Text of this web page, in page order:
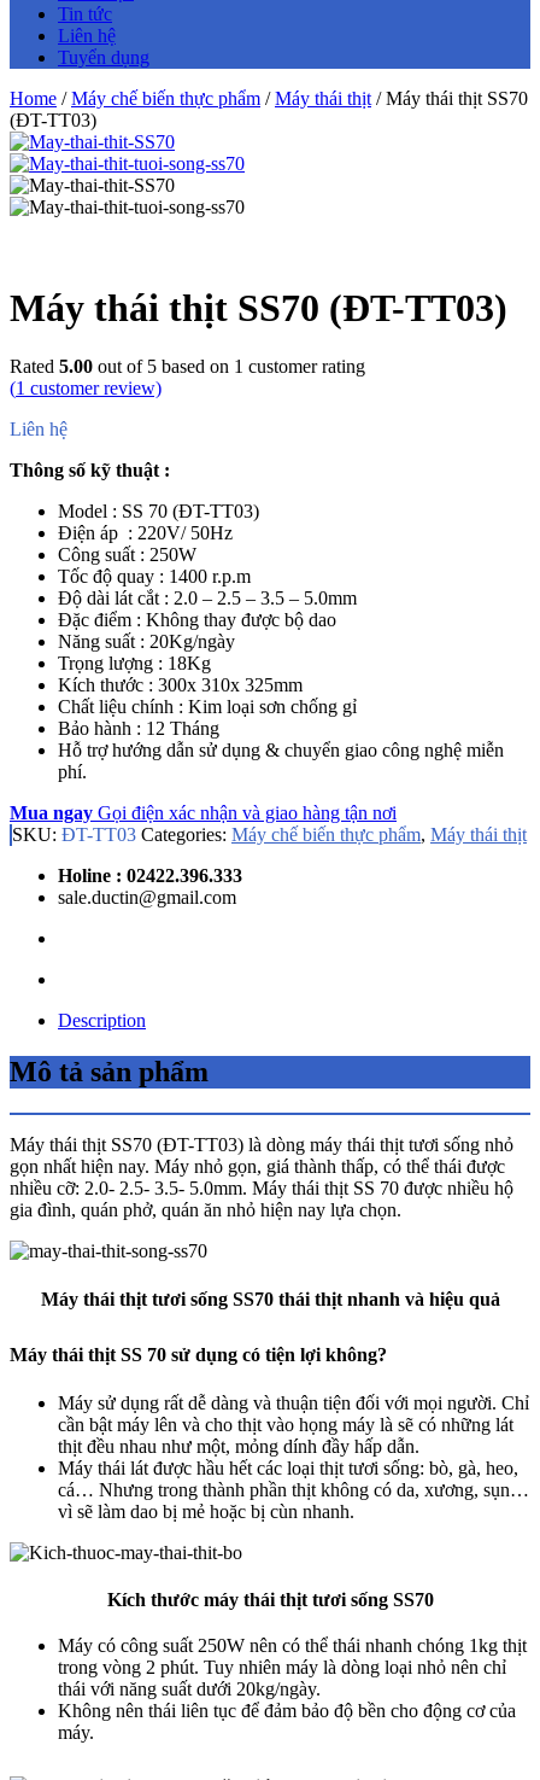
Tin tức
Liên hệ
Tuyển dụng
Home /Máy chế biến thực phẩm /Máy thái thịt/ Máy thái thịt SS70
(ĐT-TT03)
Máy thái thịt SS70 (ĐT-TT03)
Rated 5.00 out of 5 based on 1 customer rating
(1 customer review)
Liên hệ
Thông số kỹ thuật :
Model : SS 70 (ĐT-TT03)
Điện áp : 220V/ 50Hz
Công suất : 250W
Tốc độ quay : 1400 r.p.m
Độ dài lát cắt : 2.0 – 2.5 – 3.5 – 5.0mm
Đặc điểm : Không thay được bộ dao
Năng suất : 20Kg/ngày
Trọng lượng : 18Kg
Kích thước : 300x 310x 325mm
Chất liệu chính : Kim loại sơn chống gỉ
Bảo hành : 12 Tháng
Hỗ trợ hướng dẫn sử dụng & chuyển giao công nghệ miễn
phí.
Mua ngay Gọi điện xác nhận và giao hàng tận nơi
SKU: ĐT-TT03 Categories: Máy chế biến thực phẩm, Máy thái thịt
Holine : 02422.396.333
sale.ductin@gmail.com
Description
Mô tả sản phẩm
Máy thái thịt SS70 (ĐT-TT03) là dòng máy thái thịt tươi sống nhỏ
gọn nhất hiện nay. Máy nhỏ gọn, giá thành thấp, có thể thái được
nhiều cỡ: 2.0- 2.5- 3.5- 5.0mm. Máy thái thịt SS 70 được nhiều hộ
gia đình, quán phở, quán ăn nhỏ hiện nay lựa chọn.
Máy thái thịt tươi sống SS70 thái thịt nhanh và hiệu quả
Máy thái thịt SS 70 sử dụng có tiện lợi không?
Máy sử dụng rất dễ dàng và thuận tiện đối với mọi người. Chỉ
cần bật máy lên và cho thịt vào họng máy là sẽ có những lát
thịt đều nhau như một, mỏng dính đầy hấp dẫn.
Máy thái lát được hầu hết các loại thịt tươi sống: bò, gà, heo,
cá… Nhưng trong thành phần thịt không có da, xương, sụn…
vì sẽ làm dao bị mẻ hoặc bị cùn nhanh.
Kích thước máy thái thịt tươi sống SS70
Máy có công suất 250W nên có thể thái nhanh chóng 1kg thịt
trong vòng 2 phút. Tuy nhiên máy là dòng loại nhỏ nên chỉ
thái với năng suất dưới 20kg/ngày.
Không nên thái liên tục để đảm bảo độ bền cho động cơ của
máy.